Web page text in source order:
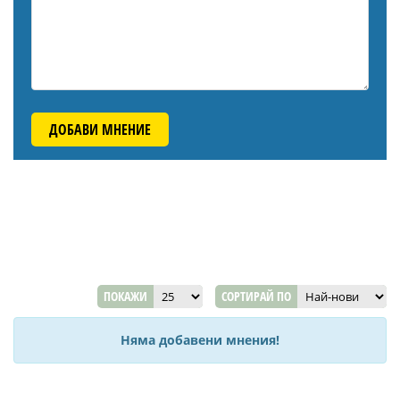
ДОБАВИ МНЕНИЕ
ПОКАЖИ СОРТИРАЙ ПО
Няма добавени мнения!